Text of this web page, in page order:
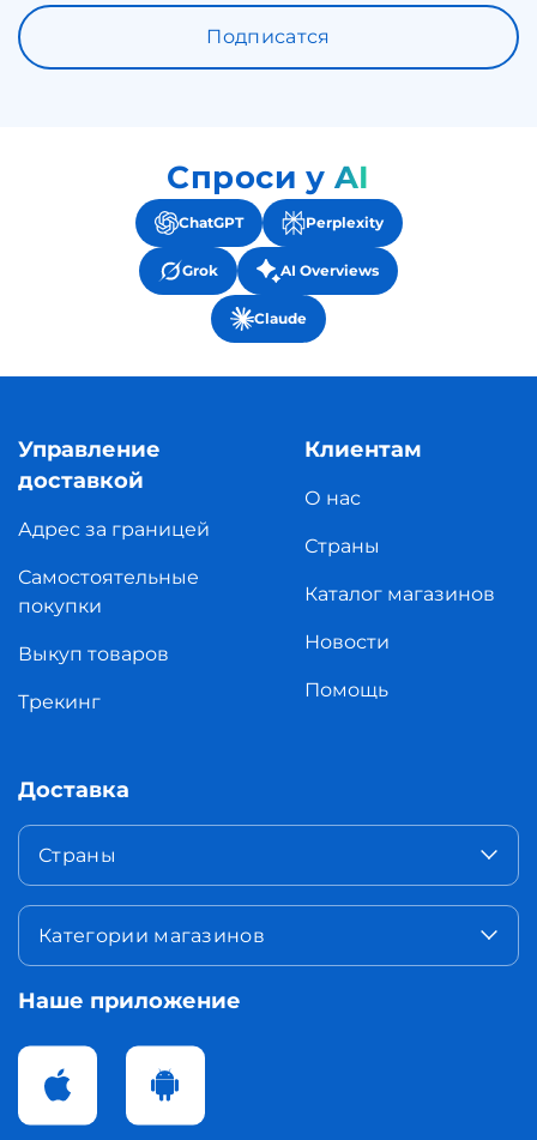
Подписатся
Спроси у AI
ChatGPT Perplexity
Grok AI Overviews
Claude
Управление
доставкой
Адрес за границей
Самостоятельные
покупки
Выкуп товаров
Трекинг
Клиентам
О нас
Страны
Каталог магазинов
Новости
Помощь
Доставка
Страны
Категории магазинов
Наше приложение